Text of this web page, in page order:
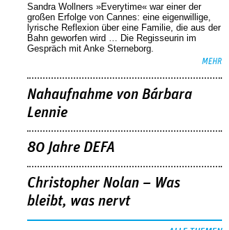
Sandra Wollners »Everytime« war einer der
großen Erfolge von Cannes: eine eigenwillige,
lyrische Reflexion über eine ­Familie, die aus der
Bahn geworfen wird … Die Regisseurin im
Gespräch mit Anke Sterneborg.
MEHR
Nahaufnahme von Bárbara
Lennie
80 Jahre DEFA
Christopher Nolan – Was
bleibt, was nervt